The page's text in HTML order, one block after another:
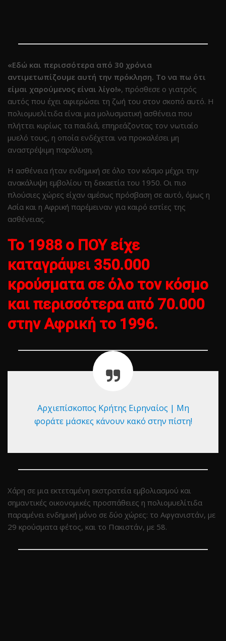
«Εδώ και περισσότερα από 30 χρόνια
αντιμετωπίζουμε αυτή την πρόκληση. Το να πω ότι
είμαι χαρούμενος είναι λίγο!», πρόσθεσε ο γιατρός
αυτός που έχει αφιερώσει τη ζωή του στον σκοπό αυτό. Η
πολιομυελίτιδα είναι μια μολυσματική ασθένεια που
πλήττει κυρίως τα παιδιά, επηρεάζοντας τον νωτιαίο
μυελό τους, η οποία ενδέχεται να προκαλέσει μη
αναστρέψιμη παράλυση.
Η ασθένεια ήταν ενδημική σε όλο τον κόσμο μέχρι την
ανακάλυψη εμβολίου τη δεκαετία του 1950. Οι πιο
πλούσιες χώρες είχαν αμέσως πρόσβαση σε αυτό, όμως η
Ασία και η Αφρική παρέμειναν για καιρό εστίες της
ασθένειας.
Το 1988 ο ΠΟΥ είχε
καταγράψει 350.000
κρούσματα σε όλο τον κόσμο
και περισσότερα από 70.000
στην Αφρική το 1996.
Αρχιεπίσκοπος Κρήτης Ειρηναίος | Μη
φοράτε μάσκες κάνουν κακό στην πίστη!
Χάρη σε μια εκτεταμένη εκστρατεία εμβολιασμού και
σημαντικές οικονομικές προσπάθειες η πολιομυελίτιδα
παραμένει ενδημική μόνο σε δύο χώρες: το Αφγανιστάν, με
29 κρούσματα φέτος, και το Πακιστάν, με 58.